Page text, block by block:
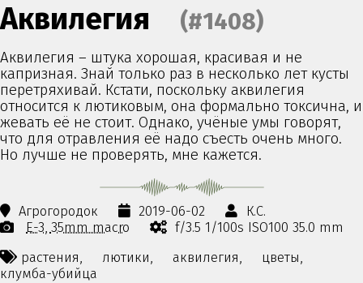
Аквилегия (#1408)
Аквилегия – штука хорошая, красивая и не
капризная. Знай только раз в несколько лет кусты
перетряхивай. Кстати, поскольку аквилегия
относится к лютиковым, она формально токсична, и
жевать её не стоит. Однако, учёные умы говорят,
что для отравления её надо съесть очень много.
Но лучше не проверять, мне кажется.
Агрогородок 2019-06-02
К.С.
E-3 35mm macro
f/3.5 1/100s ISO100 35.0 mm
растения,
лютики, аквилегия,
цветы,
клумба-убийца